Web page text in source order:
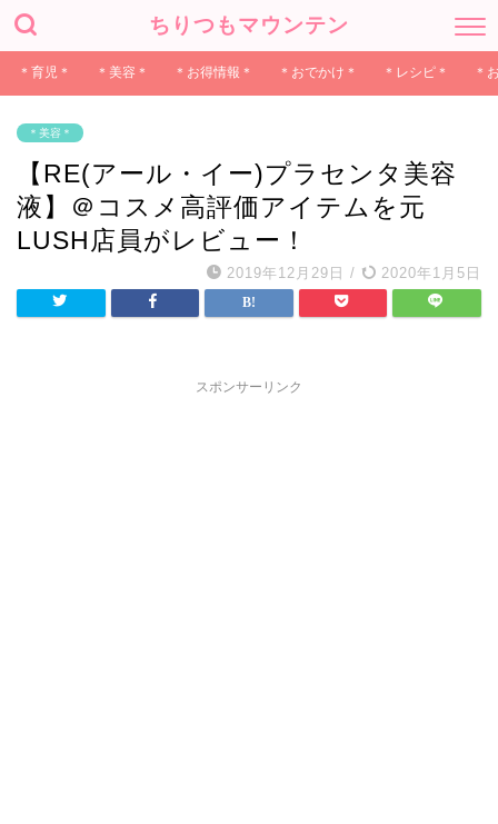
ちりつもマウンテン
＊育児＊ ＊美容＊ ＊お得情報＊ ＊おでかけ＊ ＊レシピ＊ ＊
＊美容＊
【RE(アール・イー)プラセンタ美容
液】＠コスメ高評価アイテムを元
LUSH店員がレビュー！
2019年12月29日 / 2020年1月5日
スポンサーリンク